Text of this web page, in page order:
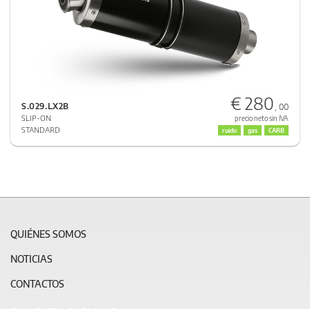
S.029.LX2B
SLIP-ON
STANDARD
€ 280 , 00
precio neto sin IVA
ruido gas CARB
QUIÉNES SOMOS
NOTICIAS
CONTACTOS